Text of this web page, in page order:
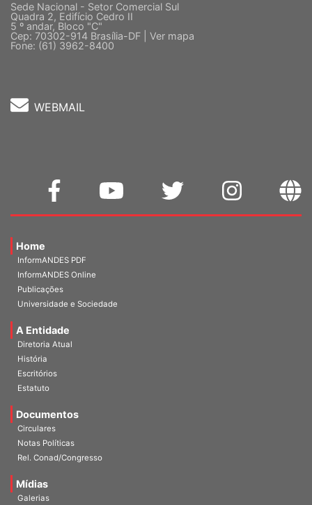
Sede Nacional - Setor Comercial Sul
Quadra 2, Edifício Cedro II
5 º andar, Bloco "C"
Cep: 70302-914 Brasília-DF | Ver mapa
Fone: (61) 3962-8400
WEBMAIL
Home
InformANDES PDF
InformANDES Online
Publicações
Universidade e Sociedade
A Entidade
Diretoria Atual
História
Escritórios
Estatuto
Documentos
Circulares
Notas Políticas
Rel. Conad/Congresso
Mídias
Galerias